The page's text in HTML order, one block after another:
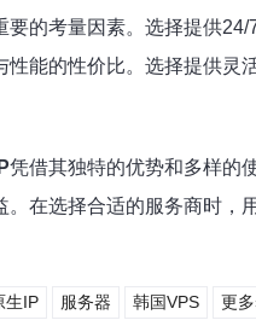
的考量因素。选择提供
能的性价比。选择提供灵
凭借其独特的优势和多样的
在选择合适的服务商时，
生IP 服务器 韩国VPS 更